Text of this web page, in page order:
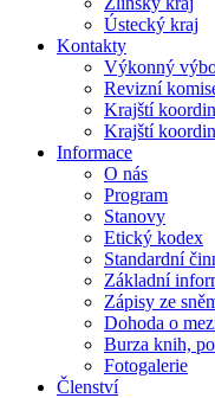
Ústecký kraj
Kontakty
Výkonný
Revizní
Krajští
Krajští
Informace
O nás
Program
Stanovy
Etický kodex
Standardní
Základní
Zápisy ze
Dohoda o
Burza knih,
Fotogalerie
Členství